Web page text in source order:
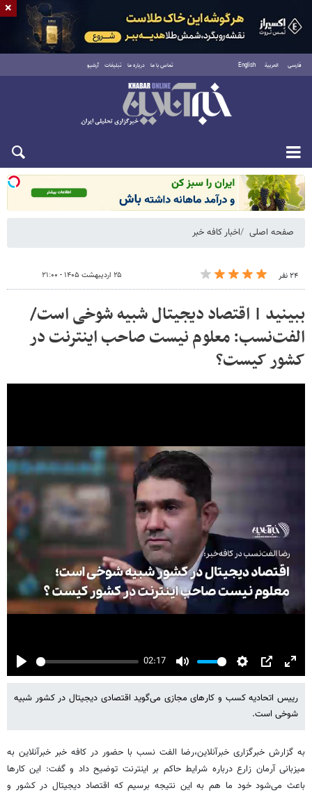
فارسی العربية English تماس با ما درباره ما تبلیغات آرشیو
شنبه ۱۷ مرداد ۱۴۰۵
صفحه اصلی اخبار کافه خبر
۲۴ نفر ۲۵ اردیبهشت ۱۴۰۵ - ۲۱:۰۰
ببینید | اقتصاد دیجیتال شبیه شوخی است/
الفت‌نسب: معلوم نیست صاحب اینترنت در
کشور کیست؟
Play
02:17
Mute
Settings
PIP
Enter
رییس اتحادیه کسب و کارهای مجازی می‌گوید اقتصادی دیجیتال در کشور شبیه
شوخی است.
به گزارش خبرگزاری خبرآنلاین،رضا الفت نسب با حضور در کافه خبر خبرآنلاین به
میزبانی آرمان زارع درباره شرایط حاکم بر اینترنت توضیح داد و گفت: این کارها
باعث می‌شود خود ما هم به این نتیجه برسیم که اقتصاد دیجیتال در کشور و
×